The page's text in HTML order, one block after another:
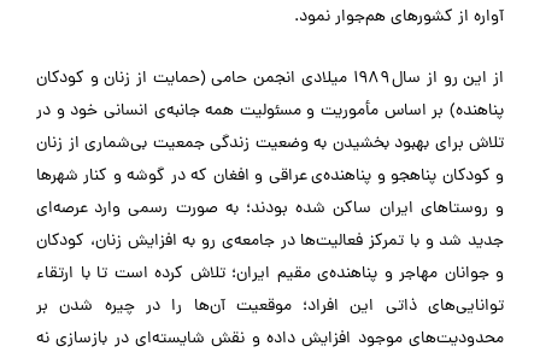
آواره از كشورهای هم‌جوار نمود.
از اين رو از سال ۱۹۸۹ میلادی انجمن حامی (حمايت از زنان و كودكان
پناهنده) بر اساس مأموریت و مسئوليت همه جانبه‌ی انسانی خود و در
تلاش برای بهبود بخشيدن به وضعيت زندگی جمعیت بی‌شماری از زنان
و كودكان پناهجو و پناهنده‌ی عراقی و افغان که در گوشه و کنار شهرها
و روستاهای ایران ساکن شده بودند؛ به صورت رسمی وارد عرصه‌ای
جديد شد و با تمركز فعاليت‌ها در جامعه‌ی رو به افزايش زنان، کودکان
و جوانان مهاجر و پناهنده‌ی مقيم ايران؛ تلاش کرده است تا با ارتقاء
توانایی‌های ذاتی این افراد؛ موقعیت آن‌ها را در چیره شدن بر
محدودیت‌های موجود افزایش داده و نقش شايسته‌ای در بازسازی نه